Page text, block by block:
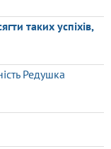
таких успіхів,
Редушка